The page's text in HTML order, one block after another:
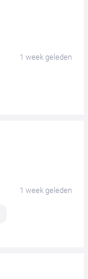
1 week geleden
1 week geleden